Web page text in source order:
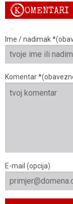
KOMENTARI
Ime / nadimak
Komentar
E-mail (opcija)